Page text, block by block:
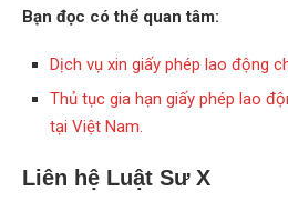
Bạn đọc có thể quan tâm:
Dịch vụ xin giấy phép lao động
Thủ tục gia hạn giấy phép lao
tại Việt Nam.
Liên hệ Luật Sư X